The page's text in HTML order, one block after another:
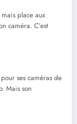
mais place aux
caméra. C’est
pour ses caméras de
Mais son